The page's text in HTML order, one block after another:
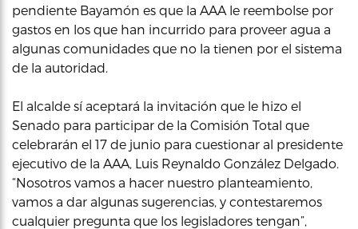
pendiente Bayamón es que la AAA le reembolse por
gastos en los que han incurrido para proveer agua a
algunas comunidades que no la tienen por el sistema
de la autoridad.
El alcalde sí aceptará la invitación que le hizo el
Senado para participar de la Comisión Total que
celebrarán el 17 de junio para cuestionar al presidente
ejecutivo de la AAA, Luis Reynaldo González Delgado.
“Nosotros vamos a hacer nuestro planteamiento,
vamos a dar algunas sugerencias, y contestaremos
cualquier pregunta que los legisladores tengan”,